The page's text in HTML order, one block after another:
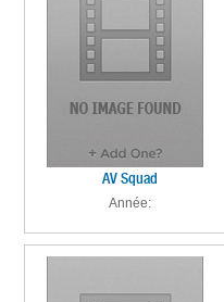
AV Squad
Année: